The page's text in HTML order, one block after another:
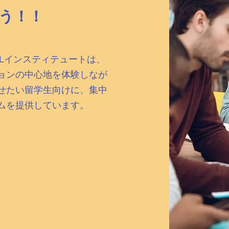
！！
ンスティテュートは、
ンの中心地を体験しなが
たい留学生向けに、集中
を提供しています。